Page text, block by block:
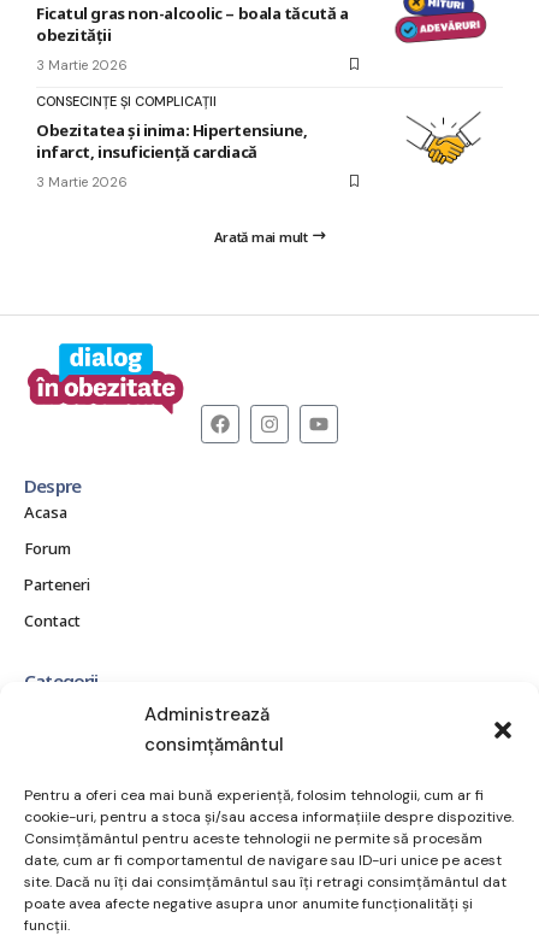
Administrează
consimțământul
Pentru a oferi cea mai bună experiență, folosim tehnologii, cum ar fi
cookie-uri, pentru a stoca și/sau accesa informațiile despre dispozitive.
Consimțământul pentru aceste tehnologii ne permite să procesăm
date, cum ar fi comportamentul de navigare sau ID-uri unice pe acest
site. Dacă nu îți dai consimțământul sau îți retragi consimțământul dat
poate avea afecte negative asupra unor anumite funcționalități și
funcții.
Ficatul gras non-alcoolic – boala tăcută a
obezității
3 Martie 2026
CONSECINȚE ȘI COMPLICAȚII
Obezitatea și inima: Hipertensiune,
infarct, insuficiență cardiacă
3 Martie 2026
Arată mai mult
Despre
Acasa
Forum
Parteneri
Contact
Categorii
CE ESTE OBEZITATEA?
CONSECINȚE ȘI COMPLICAȚII
POVEȘTI REALE
RESURSE ȘI SUPORT
TRATAMENT ȘI OPȚIUNI
VIAȚA DE ZI CU ZI